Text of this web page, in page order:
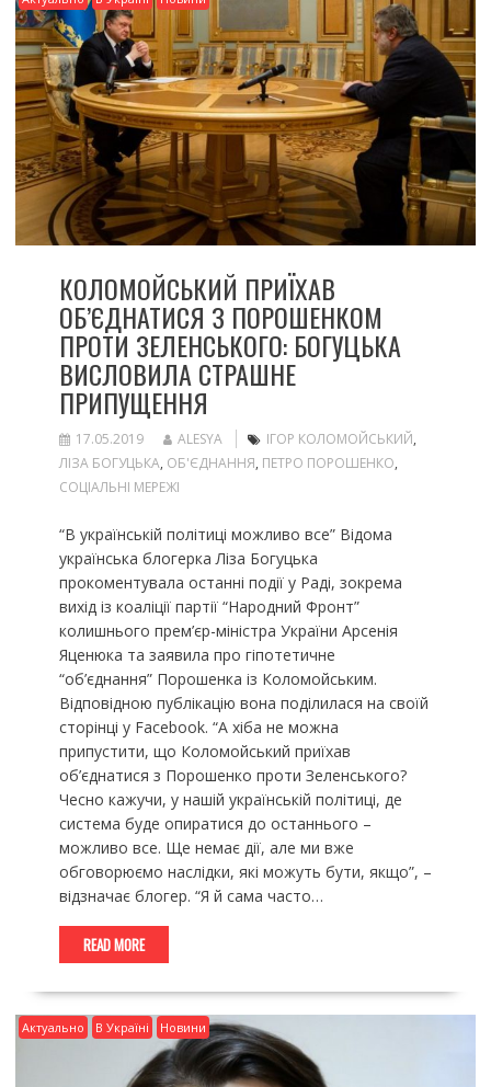
КОЛОМОЙСЬКИЙ ПРИЇХАВ
ОБ’ЄДНАТИСЯ З ПОРОШЕНКОМ
ПРОТИ ЗЕЛЕНСЬКОГО: БОГУЦЬКА
ВИСЛОВИЛА СТРАШНЕ
ПРИПУЩЕННЯ
17.05.2019 ALESYA ІГОР КОЛОМОЙСЬКИЙ,
ЛІЗА БОГУЦЬКА, ОБ'ЄДНАННЯ, ПЕТРО ПОРОШЕНКО,
СОЦІАЛЬНІ МЕРЕЖІ
“В українській політиці можливо все” Відома
українська блогерка Ліза Богуцька
прокоментувала останні події у Раді, зокрема
вихід із коаліції партії “Народний Фронт”
колишнього прем’єр-міністра України Арсенія
Яценюка та заявила про гіпотетичне
“об’єднання” Порошенка із Коломойським.
Відповідною публікацію вона поділилася на своїй
сторінці у Facebook. “А хіба не можна
припустити, що Коломойський приїхав
об’єднатися з Порошенко проти Зеленського?
Чесно кажучи, у нашій українській політиці, де
система буде опиратися до останнього –
можливо все. Ще немає дії, але ми вже
обговорюємо наслідки, які можуть бути, якщо”, –
відзначає блогер. “Я й сама часто…
READ MORE
Актуально В Україні Новини